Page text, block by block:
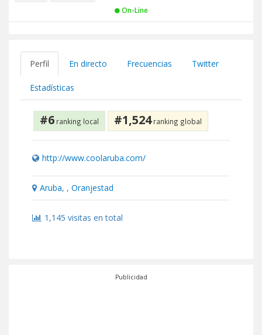
On-Line
Perfil En directo Frecuencias Twitter
Estadísticas
#6 ranking local #1,524ranking global
http://www.coolaruba.com/
Aruba, , Oranjestad
1,145 visitas en total
Publicidad